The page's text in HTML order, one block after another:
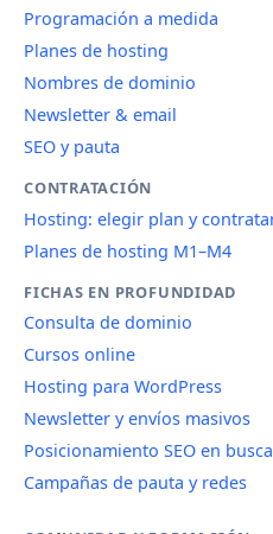
Programación a medida
Planes de hosting
Nombres de dominio
Newsletter & email
SEO y pauta
CONTRATACIÓN
Hosting: elegir plan y
Planes de hosting M1–M4
FICHAS EN PROFUNDIDAD
Consulta de dominio
Cursos online
Hosting para WordPress
Newsletter y envíos masivos
Posicionamiento SEO en
Campañas de pauta y redes